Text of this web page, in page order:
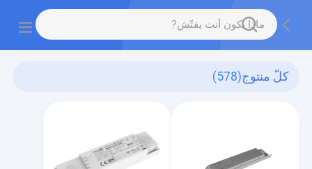
كلّ منتوج(578)